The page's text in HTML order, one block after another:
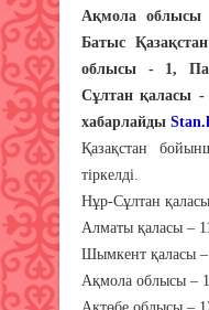
Ақмола
Батыс
облысы - 1,
Сұлтан қаласы
хабарлайды
Қазақстан
тіркелді.
Нұр-Сұлтан
Алматы қаласы –
Шымкент қаласы
Ақмола облысы –